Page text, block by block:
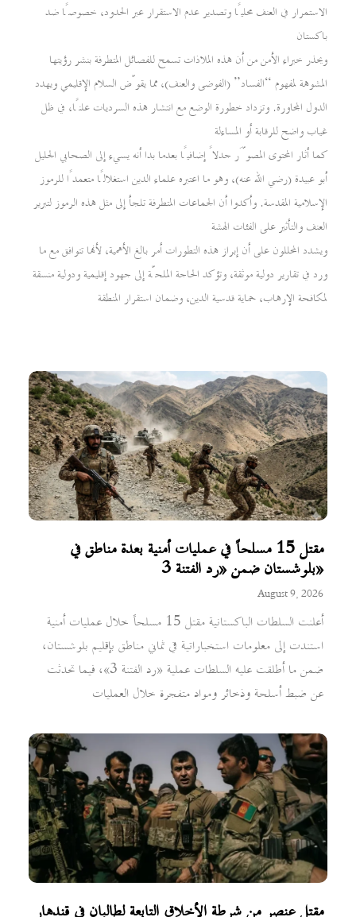
مقتل 15 مسلحاً في عمليات أمنية بعدة مناطق في
بلوشستان ضمن «رد الفتنة 3»
August 9, 2026
أعلنت السلطات الباكستانية مقتل 15 مسلحاً خلال عمليات أمنية
استندت إلى معلومات استخباراتية في ثماني مناطق بإقليم بلوشستان،
ضمن ما أطلقت عليه السلطات عملية «رد الفتنة 3»، فيما تحدثت
عن ضبط أسلحة وذخائر ومواد متفجرة خلال العمليات
الاستمرار في العنف محليًا وتصدير عدم الاستقرار عبر الحدود، خصوصًا ضد
باكستان
ويحذر خبراء الأمن من أن هذه الملاذات تسمح للفصائل المتطرفة بنشر رؤيتها
المشوهة لمفهوم “الفساد” (الفوضى والعنف)، مما يقوّض السلام الإقليمي ويهدد
الدول المجاورة. وتزداد خطورة الوضع مع انتشار هذه السرديات علنًا، في ظل
غياب واضح للرقابة أو المساءلة
كما أثار المحتوى المصوَّر جدلاً إضافيًا بعدما بدا أنه يسيء إلى الصحابي الجليل
أبو عبيدة (رضي الله عنه)، وهو ما اعتبره علماء الدين استغلالًا متعمدًا للرموز
الإسلامية المقدسة. وأكدوا أن الجماعات المتطرفة تلجأ إلى مثل هذه الرموز لتبرير
العنف والتأثير على الفئات الهشة
ويشدد المحللون على أن إبراز هذه التطورات أمر بالغ الأهمية، لأنها تتوافق مع ما
ورد في تقارير دولية موثقة، وتؤكد الحاجة الملحّة إلى جهود إقليمية ودولية منسقة
لمكافحة الإرهاب، حماية قدسية الدين، وضمان استقرار المنطقة